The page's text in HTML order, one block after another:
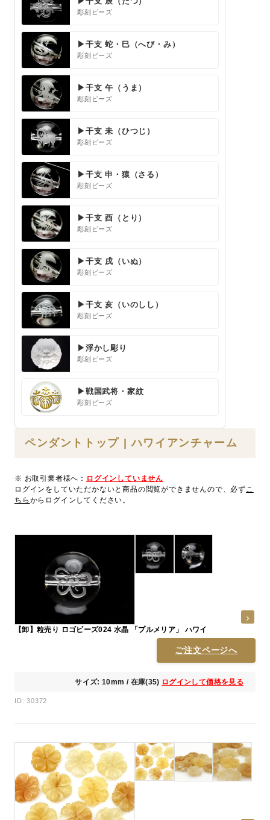
彫刻ビーズ
▶干支 蛇・巳（へび・み）
彫刻ビーズ
▶干支 午（うま）
彫刻ビーズ
▶干支 未（ひつじ）
彫刻ビーズ
▶干支 申・猿（さる）
彫刻ビーズ
▶干支 酉（とり）
彫刻ビーズ
▶干支 戌（いぬ）
彫刻ビーズ
▶干支 亥（いのしし）
彫刻ビーズ
▶浮かし彫り
彫刻ビーズ
▶戦国武将・家紋
彫刻ビーズ
ペンダントトップ | ハワイアンチャーム
※ お取引業者様へ： ログインしていません
ログインをしていただかないと商品の閲覧ができませんので、必ずこ
ちら からログインしてください。
【卸】粒売り ロゴビーズ024 水晶 「プルメリア」 ハワイ
ご注文ページへ
サイズ: 10mm / 在庫(35) ログインして価格を見る
ID: 30372